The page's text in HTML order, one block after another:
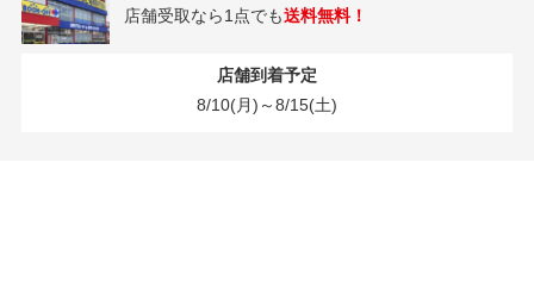
店舗受取なら1点でも送料無料！
店舗到着予定
8/10(月)～8/15(土)